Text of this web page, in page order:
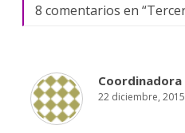
8 comentarios en “
Coordinadora
22 diciembre,